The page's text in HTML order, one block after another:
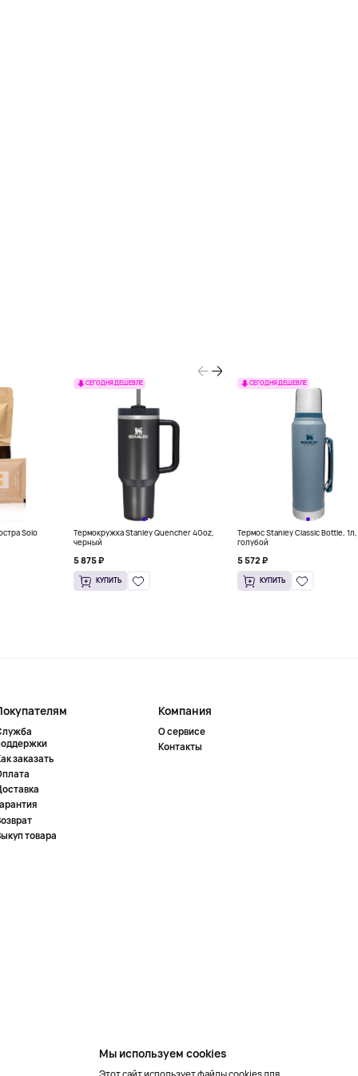
Solo
СЕГОДНЯ ДЕШЕВЛЕ
Термокружка Stanley Quencher 40oz,
черный
5 875 ₽
КУПИТЬ
СЕГОДНЯ ДЕШЕВЛЕ
Термос Stanley Classic Bottle, 1л,
голубой
5 572 ₽
КУПИТЬ
заказать
товара
Компания
О сервисе
Контакты
Мы используем cookies